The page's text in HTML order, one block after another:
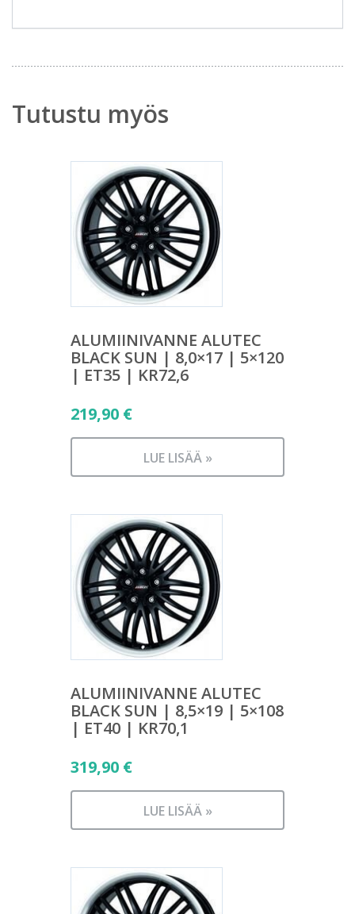
Tutustu myös
ALUMIINIVANNE ALUTEC
BLACK SUN | 8,0×17 | 5×120
| ET35 | KR72,6
219,90 €
LUE LISÄÄ »
ALUMIINIVANNE ALUTEC
BLACK SUN | 8,5×19 | 5×108
| ET40 | KR70,1
319,90 €
LUE LISÄÄ »